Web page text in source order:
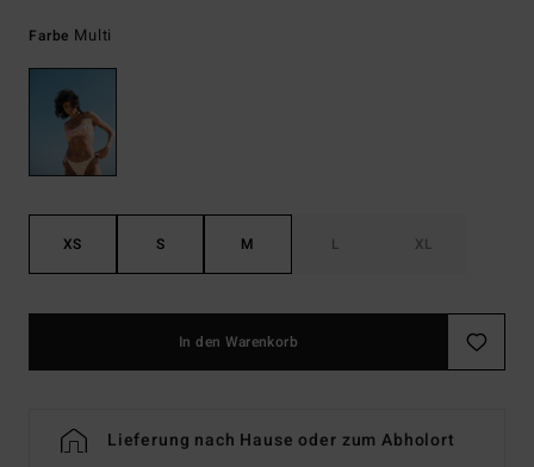
Farbe Multi
XS S M L XL
In den Warenkorb
Lieferung nach Hause oder zum Abholort